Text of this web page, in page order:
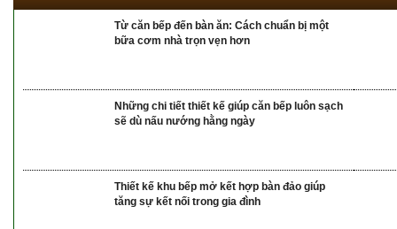
Từ căn bếp đến bàn ăn: Cách chuẩn bị một
bữa cơm nhà trọn vẹn hơn
Những chi tiết thiết kế giúp căn bếp luôn sạch
sẽ dù nấu nướng hằng ngày
Thiết kế khu bếp mở kết hợp bàn đảo giúp
tăng sự kết nối trong gia đình